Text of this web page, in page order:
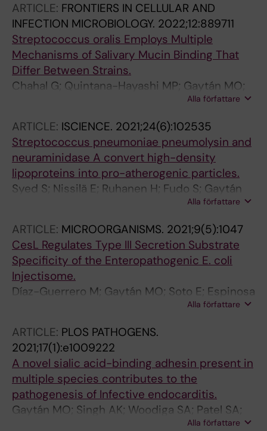
ARTICLE: FRONTIERS IN CELLULAR AND
INFECTION MICROBIOLOGY. 2022;12:889711
Streptococcus oralis Employs Multiple
Mechanisms of Salivary Mucin Binding That
Differ Between Strains.
Chahal G; Quintana-Hayashi MP; Gaytán MO;
Benktander J; Padra M; King SJ; Linden SK
Alla författare
ARTICLE: ISCIENCE. 2021;24(6):102535
Streptococcus pneumoniae pneumolysin and
neuraminidase A convert high-density
lipoproteins into pro-atherogenic particles.
Syed S; Nissilä E; Ruhanen H; Fudo S; Gaytán
MO; Sihvo SP; Lorey MB; Metso J; Öörni K; King
SJ; Oommen OP; Jauhiainen M; Meri S; Käkelä
R; Haapasalo K
Alla författare
ARTICLE: MICROORGANISMS. 2021;9(5):1047
CesL Regulates Type III Secretion Substrate
Specificity of the Enteropathogenic E. coli
Injectisome.
Díaz-Guerrero M; Gaytán MO; Soto E; Espinosa
N; García-Gómez E; Marcos-Vilchis A;Alla författare
ARTICLE: PLOS PATHOGENS.
2021;17(1):e1009222
A novel sialic acid-binding adhesin present in
multiple species contributes to the
pathogenesis of Infective endocarditis.
Gaytán MO; Singh AK; Woodiga SA; Patel SA;
An S-S; Vera-Ponce de León A; McGrath S;
Alla författare